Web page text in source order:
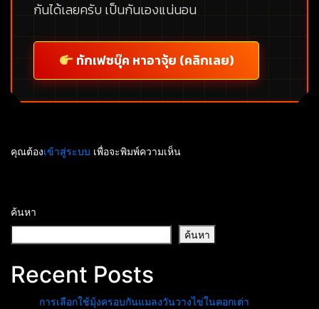
กันได้เลยครับ เป็นกันเองแน่นอน
ทักเฟซบุ๊ค หาอาจุ้ย (คลิกเลย)
คุณต้องเข้าสู่ระบบ เพื่อจะพิมพ์ความเห็น
ค้นหา
ค้นหา
Recent Posts
การเลือกใช้มุ้งครอบกันแมลงวันวางไข่ในคอกเต่า